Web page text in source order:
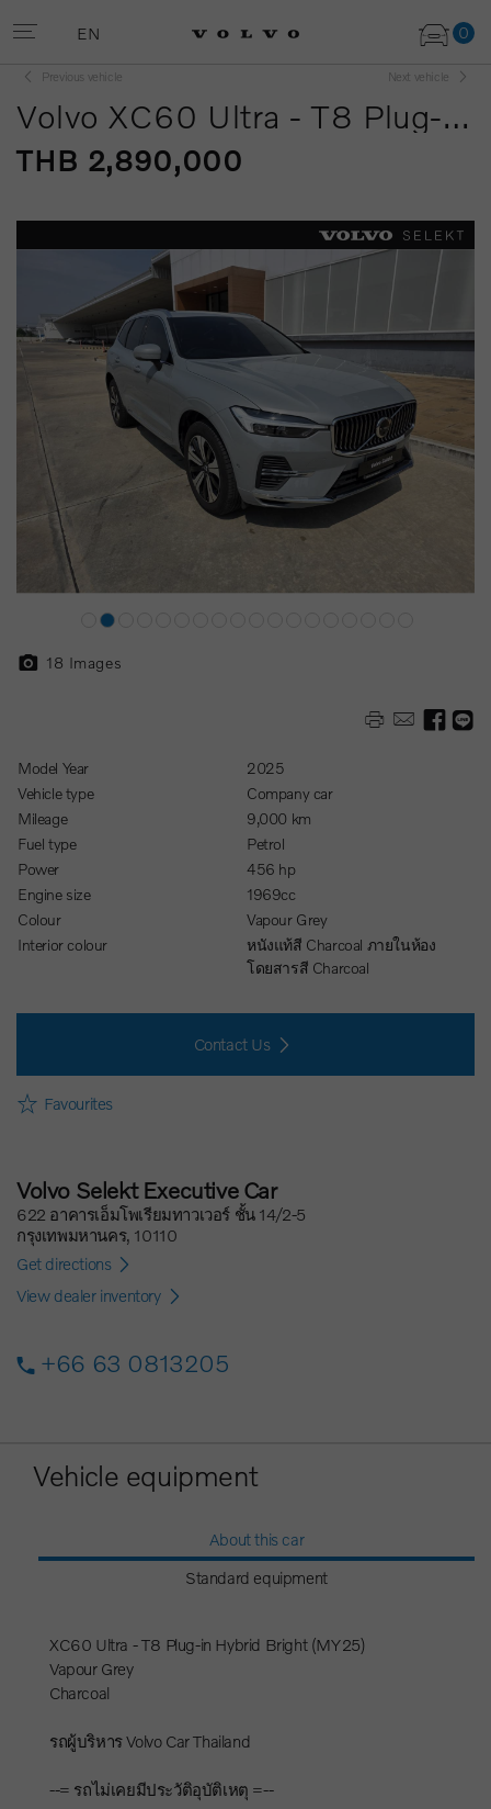
0
EN
Previous vehicle Next vehicle
Volvo XC60 Ultra - T8 Plug-in Hybrid Bright (MY25)
THB 2,890,000
18 Images
Model Year
2025
Vehicle type
Company car
Mileage
9,000 km
Fuel type
Petrol
Power
456 hp
Engine size
1969cc
Colour
Vapour Grey
Interior colour
หนังแท้สี Charcoal ภายในห้อง
โดยสารสี Charcoal
Contact Us
Favourites
Volvo Selekt Executive Car
622 อาคารเอ็มโพเรียมทาวเวอร์ ชั้น 14/2-5
กรุงเทพมหานคร, 10110
Get directions
View dealer inventory
+66 63 0813205
Vehicle equipment
About this car
Standard equipment
XC60 Ultra - T8 Plug-in Hybrid Bright (MY25)
Vapour Grey
Charcoal
รถผู้บริหาร Volvo Car Thailand
--= รถไม่เคยมีประวัติอุบัติเหตุ =--